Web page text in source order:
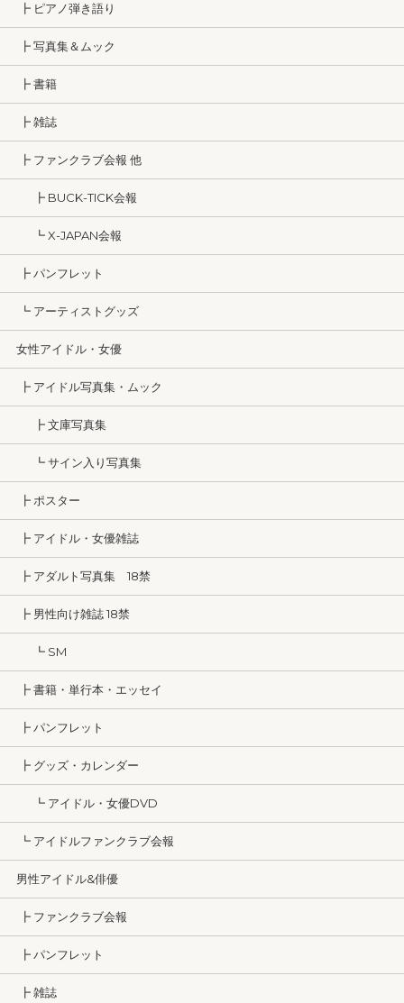
┣ ピアノ弾き語り
┣ 写真集＆ムック
┣ 書籍
┣ 雑誌
┣ ファンクラブ会報 他
┣ BUCK-TICK会報
┗ X-JAPAN会報
┣ パンフレット
┗ アーティストグッズ
女性アイドル・女優
┣ アイドル写真集・ムック
┣ 文庫写真集
┗ サイン入り写真集
┣ ポスター
┣ アイドル・女優雑誌
┣ アダルト写真集 18禁
┣ 男性向け雑誌 18禁
┗ SM
┣ 書籍・単行本・エッセイ
┣ パンフレット
┣ グッズ・カレンダー
┗ アイドル・女優DVD
┗ アイドルファンクラブ会報
男性アイドル&俳優
┣ ファンクラブ会報
┣ パンフレット
┣ 雑誌